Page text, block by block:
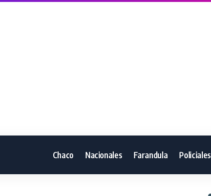
Chaco Nacionales Farandula Policiales